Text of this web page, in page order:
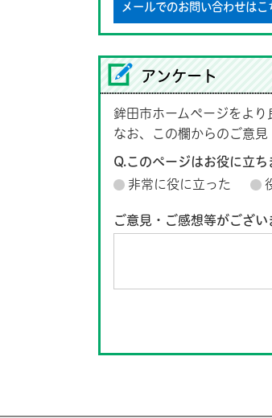
メールでのお問い合わせはこ
アンケート
鉾田市ホームページをより
なお、この欄からのご意見
Q.このページはお役に立ち
非常に役に立った
ご意見・ご感想等がござい